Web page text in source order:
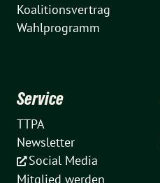
Koalitionsvertrag
Wahlprogramm
Service
TTPA
Newsletter
Social Media
Mitglied werden